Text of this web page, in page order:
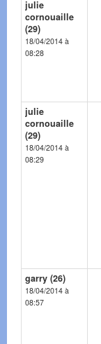
julie
cornouaille
(29)
18/04/2014 à
08:28
julie
cornouaille
(29)
18/04/2014 à
08:29
garry (26)
18/04/2014 à
08:57